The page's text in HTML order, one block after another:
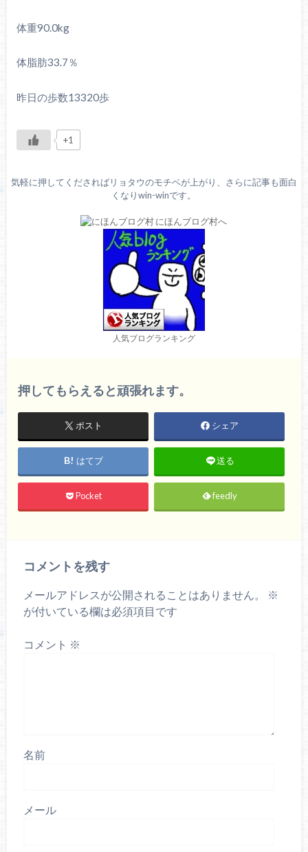
体重90.0kg
体脂肪33.7％
昨日の歩数13320歩
+1
気軽に押してくださればリョタウのモチベが上がり、さらに記事も面白
くなりwin-winです。
人気ブログランキング
押してもらえると頑張れます。
ポスト シェア
はてブ 送る
Pocket feedly
コメントを残す
メールアドレスが公開されることはありません。
※
が付いている欄は必須項目です
コメント ※
名前
メール